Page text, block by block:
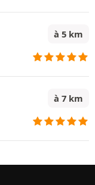
à 5 km
à 7 km